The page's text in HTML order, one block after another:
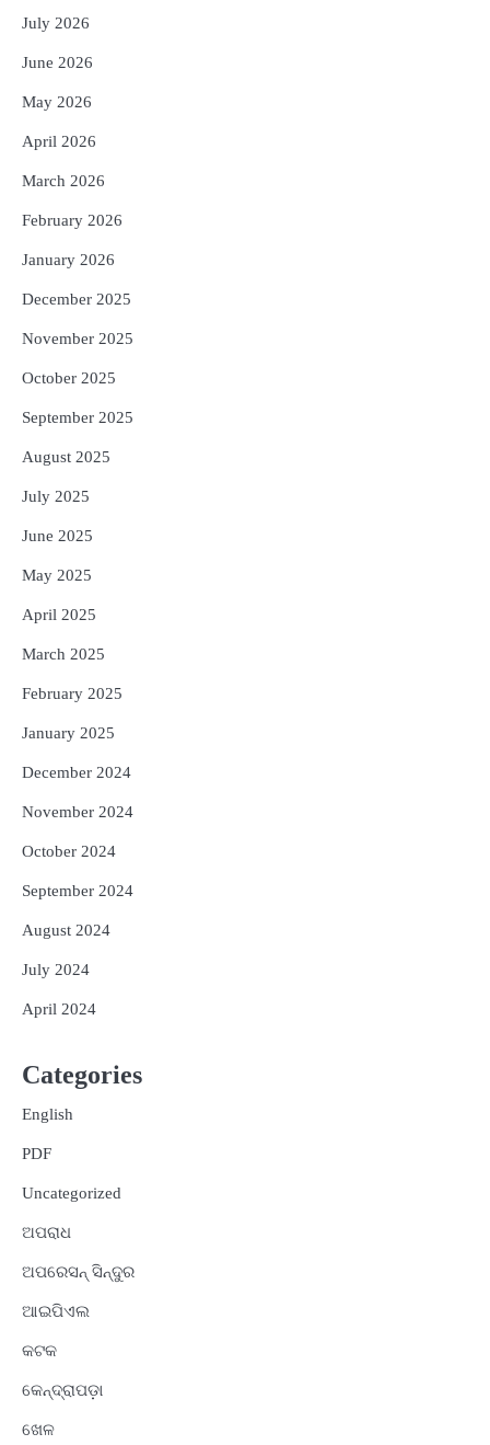
5
July 2026
June 2026
May 2026
April 2026
March 2026
February 2026
January 2026
December 2025
November 2025
October 2025
September 2025
August 2025
July 2025
June 2025
May 2025
April 2025
March 2025
February 2025
January 2025
December 2024
November 2024
October 2024
September 2024
August 2024
July 2024
April 2024
Categories
English
PDF
Uncategorized
ଅପରାଧ
ଅପରେସନ୍ ସିନ୍ଦୁର
ଆଇପିଏଲ
କଟକ
କେନ୍ଦ୍ରାପଡ଼ା
ଖେଳ